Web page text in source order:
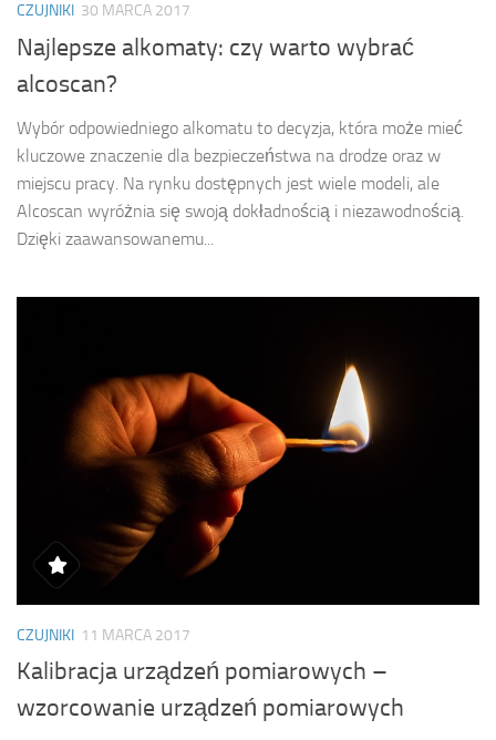
CZUJNIKI 30 MARCA 2017
Najlepsze alkomaty: czy warto wybrać
alcoscan?
Wybór odpowiedniego alkomatu to decyzja, która może mieć
kluczowe znaczenie dla bezpieczeństwa na drodze oraz w
miejscu pracy. Na rynku dostępnych jest wiele modeli, ale
Alcoscan wyróżnia się swoją dokładnością i niezawodnością.
Dzięki zaawansowanemu...
CZUJNIKI 11 MARCA 2017
Kalibracja urządzeń pomiarowych –
wzorcowanie urządzeń pomiarowych